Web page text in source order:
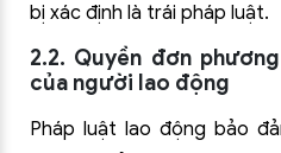
bị xác định là trái pháp luật.
2.2. Quyền đơn
của người lao động
Pháp luật lao động bảo